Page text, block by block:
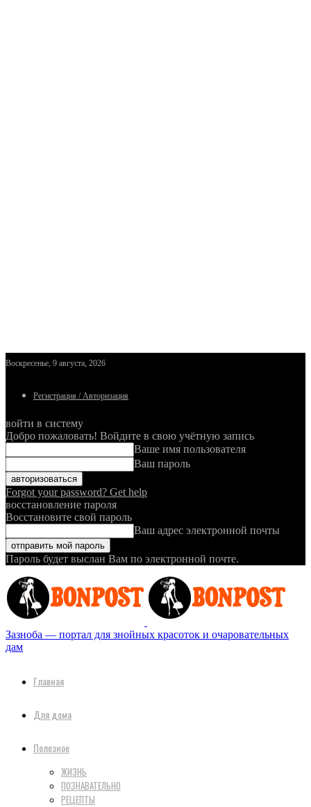
Воскресенье, 9 августа, 2026
Регистрация / Авторизация
войти в систему
Добро пожаловать! Войдите в свою учётную запись
Ваше имя пользователя
Ваш пароль
Forgot your password? Get help
восстановление пароля
Восстановите свой пароль
Ваш адрес электронной почты
Пароль будет выслан Вам по электронной почте.
Зазноба — портал для знойных красоток и очаровательных
дам
Главная
Для дома
Полезное
ЖИЗНЬ
ПОЗНАВАТЕЛЬНО
РЕЦЕПТЫ